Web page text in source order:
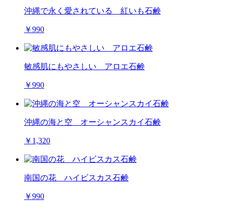
沖縄で永く愛されている 紅いも石鹸
￥990
敏感肌にもやさしい アロエ石鹸
￥990
沖縄の海と空 オーシャンスカイ石鹸
￥1,320
南国の花 ハイビスカス石鹸
￥990